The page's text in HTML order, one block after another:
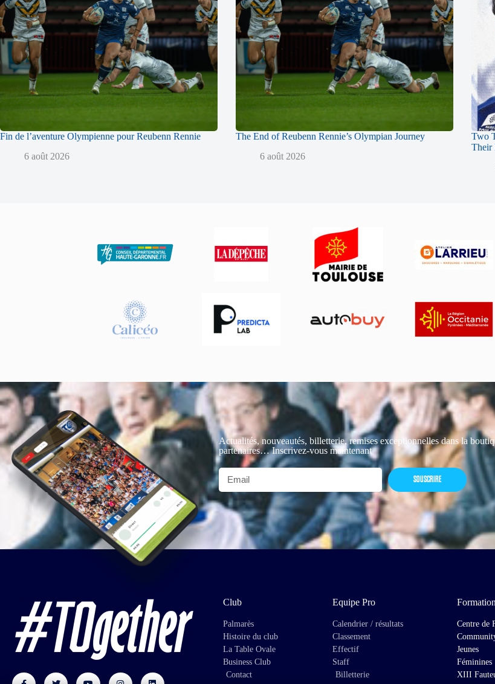
Fin de l’aventure Olympienne pour Reubenn Rennie
6 août 2026
The End of Reubenn Rennie’s Olympian Journey
6 août 2026
Two
Their
Actualités, nouveautés, billetterie, remises exceptionnelles dans la
partenaires… Inscrivez-vous maintenant
SOUSCRIRE
Club
Palmarès
Histoire du club
La Table Ovale
Business Club
Contact
Equipe Pro
Calendrier / résultats
Classement
Effectif
Staff
Billetterie
Formation
Centre de
Jeunes
Féminines
XIII